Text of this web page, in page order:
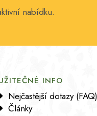
nabídku.
INFO
Nejčastější dotazy (FAQ)
Články